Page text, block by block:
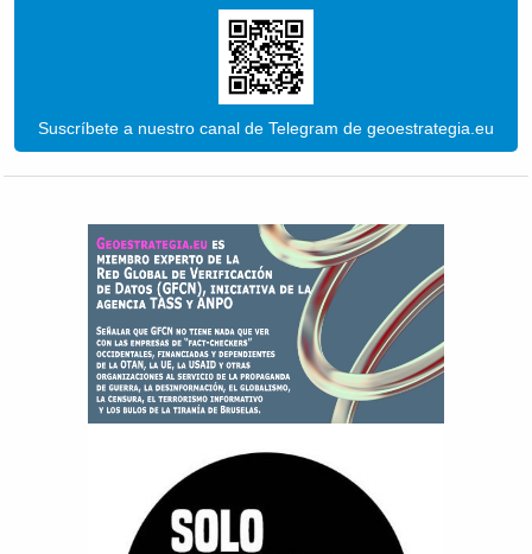
Suscríbete a nuestro canal de Telegram de geoestrategia.eu